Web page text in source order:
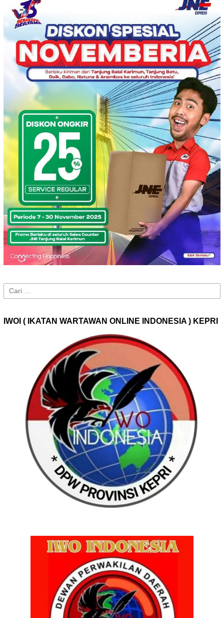
Cari
untuk:
IWOI ( IKATAN WARTAWAN ONLINE INDONESIA ) KEPRI